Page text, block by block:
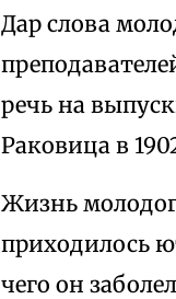
Дар слова
речь на
Раковица в
Жизнь
приходилось
чего он